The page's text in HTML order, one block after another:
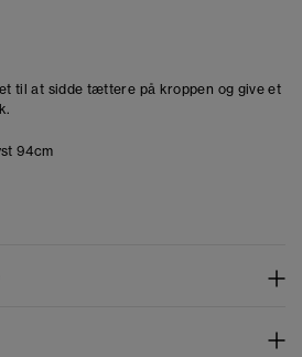
til at sidde tættere på kroppen og give et
94cm